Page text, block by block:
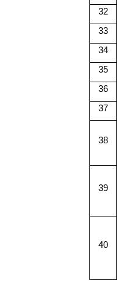
32
33
34
35
36
37
38
39
40